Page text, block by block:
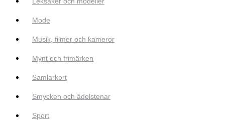
Mode
Musik, filmer och kameror
Mynt och frimärken
Samlarkort
Smycken och ädelstenar
Sport